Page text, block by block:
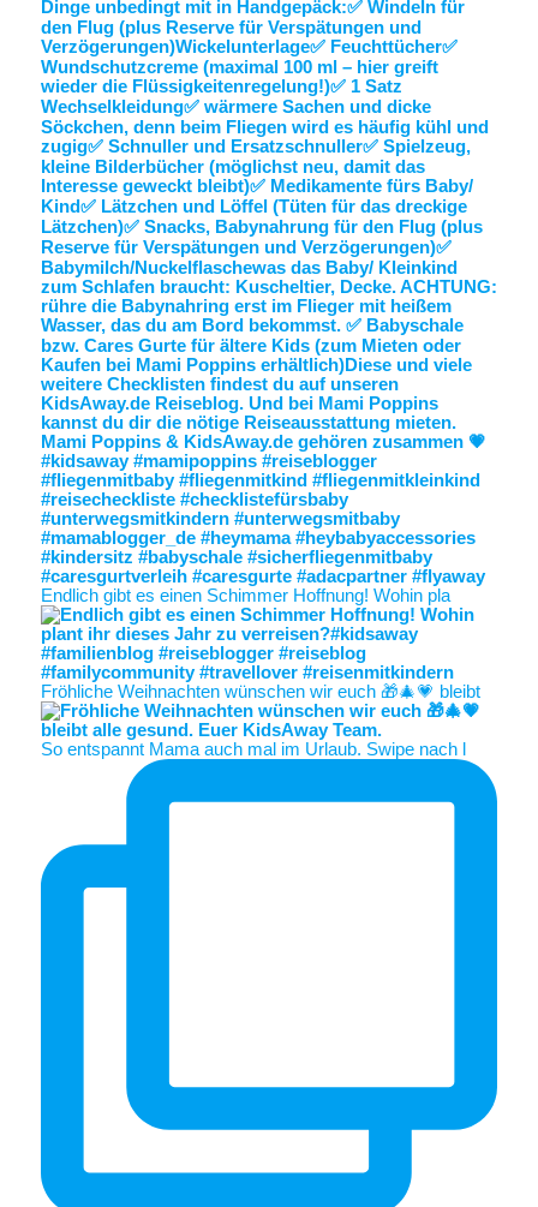
Endlich gibt es einen Schimmer Hoffnung! Wohin pla
Fröhliche Weihnachten wünschen wir euch 🎁🎄💗 bleibt
So entspannt Mama auch mal im Urlaub. Swipe nach l